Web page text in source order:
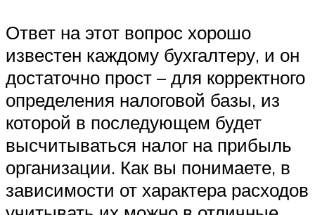
Ответ на этот вопрос хорошо
известен каждому бухгалтеру, и он
достаточно прост – для корректного
определения налоговой базы, из
которой в последующем будет
высчитываться налог на прибыль
организации. Как вы понимаете, в
зависимости от характера расходов